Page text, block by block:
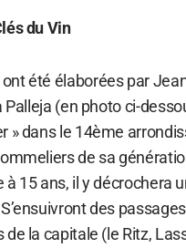
du Vin
ont été élaborées par
Palleja (en photo ci-
» dans le 14ème
de sa
à 15 ans, il y
des
la capitale (le Ritz,